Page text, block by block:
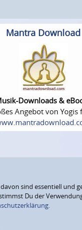
Mantra Download
Downloads &
Angebot von Yogis
sind essentiell und
Du der